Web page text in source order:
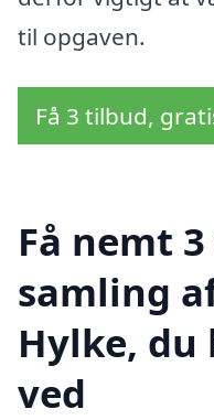
til opgaven.
Få 3 tilbud,
Få nemt
samling
Hylke,
ved